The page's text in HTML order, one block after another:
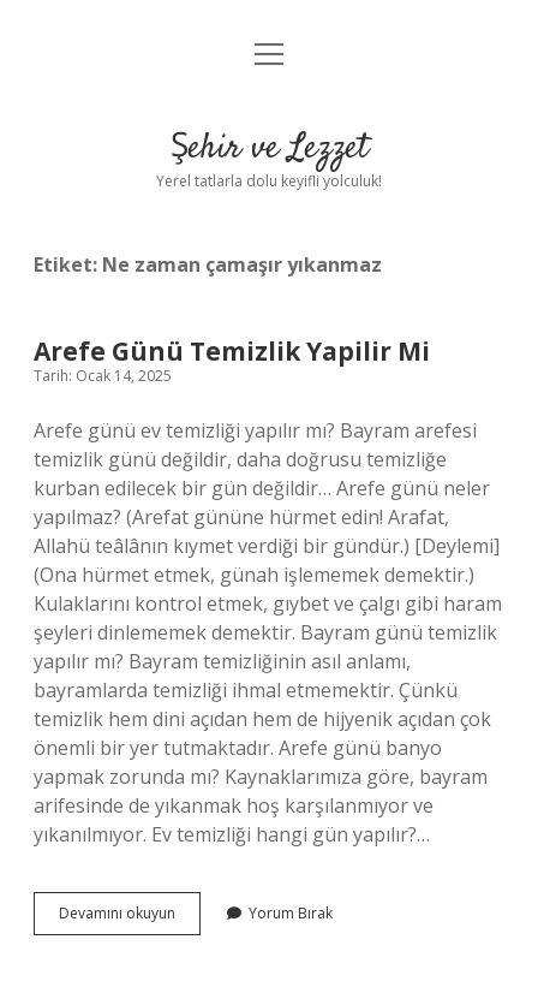
Anasayfa
Yasal Uyarı
menüyü
Şehir ve Lezzet
Yerel tatlarla dolu keyifli yolculuk!
Etiket: Ne zaman çamaşır yıkanmaz
Arefe Günü Temizlik Yapilir Mi
Tarih: Ocak 14, 2025
Arefe günü ev temizliği yapılır mı? Bayram arefesi
temizlik günü değildir, daha doğrusu temizliğe
kurban edilecek bir gün değildir… Arefe günü neler
yapılmaz? (Arefat gününe hürmet edin! Arafat,
Allahü teâlânın kıymet verdiği bir gündür.) [Deylemi]
(Ona hürmet etmek, günah işlememek demektir.)
Kulaklarını kontrol etmek, gıybet ve çalgı gibi haram
şeyleri dinlememek demektir. Bayram günü temizlik
yapılır mı? Bayram temizliğinin asıl anlamı,
bayramlarda temizliği ihmal etmemektir. Çünkü
temizlik hem dini açıdan hem de hijyenik açıdan çok
önemli bir yer tutmaktadır. Arefe günü banyo
yapmak zorunda mı? Kaynaklarımıza göre, bayram
arifesinde de yıkanmak hoş karşılanmıyor ve
yıkanılmıyor. Ev temizliği hangi gün yapılır?…
Devamını okuyun
Günü
Yorum Bırak